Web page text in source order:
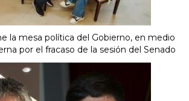
la mesa política del Gobierno, en medio
por el fracaso de la sesión del Senado